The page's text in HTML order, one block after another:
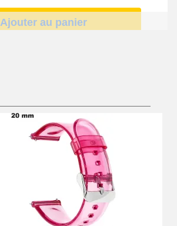
Ajouter au panier
Ajouter au panier
Ajouter au panier